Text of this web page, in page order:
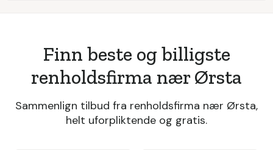
Finn beste og billigste
renholdsfirma nær Ørsta
Sammenlign tilbud fra renholdsfirma nær Ørsta,
helt uforpliktende og gratis.